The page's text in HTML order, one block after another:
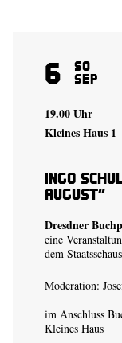
6 So
Sep
19.00 Uhr
Kleines Haus 1
Ingo
August“
Dresdner
eine
dem
Moderation:
im Anschluss
Kleines Haus